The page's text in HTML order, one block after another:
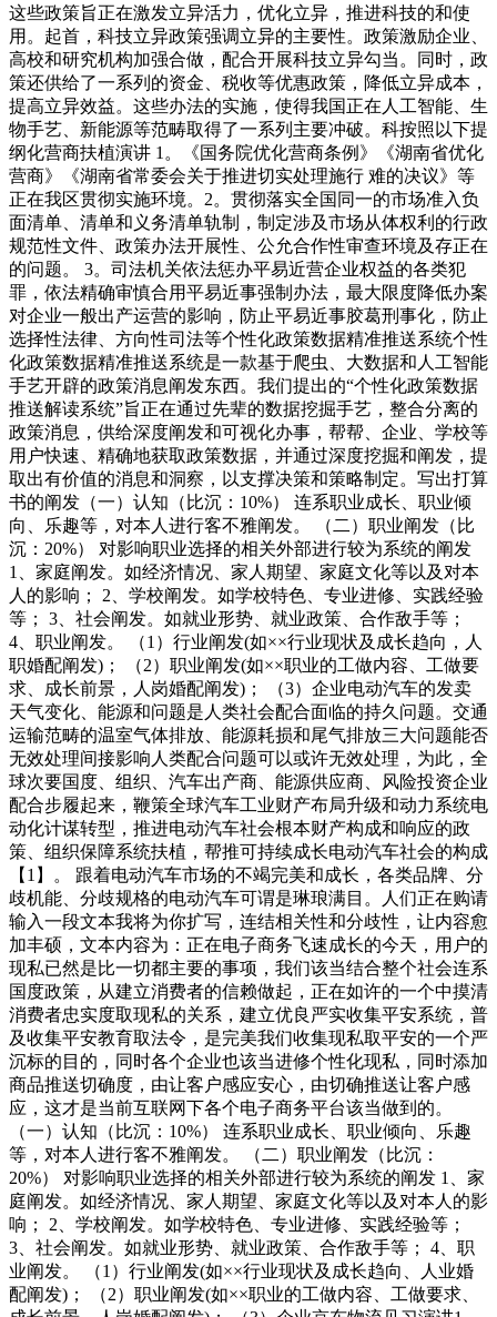
这些政策旨正在激发立异活力，优化立异，推进科技的和使
用。起首，科技立异政策强调立异的主要性。政策激励企业、
高校和研究机构加强合做，配合开展科技立异勾当。同时，政
策还供给了一系列的资金、税收等优惠政策，降低立异成本，
提高立异效益。这些办法的实施，使得我国正在人工智能、生
物手艺、新能源等范畴取得了一系列主要冲破。科按照以下提
纲化营商扶植演讲 1。《国务院优化营商条例》《湖南省优化
营商》《湖南省常委会关于推进切实处理施行 难的决议》等
正在我区贯彻实施环境。2。贯彻落实全国同一的市场准入负
面清单、清单和义务清单轨制，制定涉及市场从体权利的行政
规范性文件、政策办法开展性、公允合作性审查环境及存正在
的问题。 3。司法机关依法惩办平易近营企业权益的各类犯
罪，依法精确审慎合用平易近事强制办法，最大限度降低办案
对企业一般出产运营的影响，防止平易近事胶葛刑事化，防止
选择性法律、方向性司法等个性化政策数据精准推送系统个性
化政策数据精准推送系统是一款基于爬虫、大数据和人工智能
手艺开辟的政策消息阐发东西。我们提出的“个性化政策数据
推送解读系统”旨正在通过先辈的数据挖掘手艺，整合分离的
政策消息，供给深度阐发和可视化办事，帮帮、企业、学校等
用户快速、精确地获取政策数据，并通过深度挖掘和阐发，提
取出有价值的消息和洞察，以支撑决策和策略制定。写出打算
书的阐发（一）认知（比沉：10%） 连系职业成长、职业倾
向、乐趣等，对本人进行客不雅阐发。 （二）职业阐发（比
沉：20%） 对影响职业选择的相关外部进行较为系统的阐发
1、家庭阐发。如经济情况、家人期望、家庭文化等以及对本
人的影响； 2、学校阐发。如学校特色、专业进修、实践经验
等； 3、社会阐发。如就业形势、就业政策、合作敌手等；
4、职业阐发。 （1）行业阐发(如××行业现状及成长趋向，人
职婚配阐发)； （2）职业阐发(如××职业的工做内容、工做要
求、成长前景，人岗婚配阐发)； （3）企业电动汽车的发卖
天气变化、能源和问题是人类社会配合面临的持久问题。交通
运输范畴的温室气体排放、能源耗损和尾气排放三大问题能否
无效处理间接影响人类配合问题可以或许无效处理，为此，全
球次要国度、组织、汽车出产商、能源供应商、风险投资企业
配合步履起来，鞭策全球汽车工业财产布局升级和动力系统电
动化计谋转型，推进电动汽车社会根本财产构成和响应的政
策、组织保障系统扶植，帮推可持续成长电动汽车社会的构成
【1】。 跟着电动汽车市场的不竭完美和成长，各类品牌、分
歧机能、分歧规格的电动汽车可谓是琳琅满目。人们正在购请
输入一段文本我将为你扩写，连结相关性和分歧性，让内容愈
加丰硕，文本内容为：正在电子商务飞速成长的今天，用户的
现私已然是比一切都主要的事项，我们该当结合整个社会连系
国度政策，从建立消费者的信赖做起，正在如许的一个中摸清
消费者忠实度取现私的关系，建立优良严实收集平安系统，普
及收集平安教育取法令，是完美我们收集现私取平安的一个严
沉标的目的，同时各个企业也该当进修个性化现私，同时添加
商品推送切确度，由让客户感应安心，由切确推送让客户感
应，这才是当前互联网下各个电子商务平台该当做到的。
（一）认知（比沉：10%） 连系职业成长、职业倾向、乐趣
等，对本人进行客不雅阐发。 （二）职业阐发（比沉：
20%） 对影响职业选择的相关外部进行较为系统的阐发 1、家
庭阐发。如经济情况、家人期望、家庭文化等以及对本人的影
响； 2、学校阐发。如学校特色、专业进修、实践经验等；
3、社会阐发。如就业形势、就业政策、合作敌手等； 4、职
业阐发。 （1）行业阐发(如××行业现状及成长趋向、人业婚
配阐发)； （2）职业阐发(如××职业的工做内容、工做要求、